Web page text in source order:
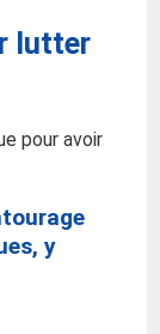
lutter
pour avoir
y